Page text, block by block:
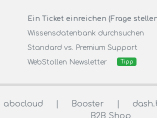
Ein Ticket einreichen (Frage
Wissensdatenbank durchsuchen
Standard vs. Premium Support
WebStollen Newsletter
Tipp
abocloud Booster
B2B Shop